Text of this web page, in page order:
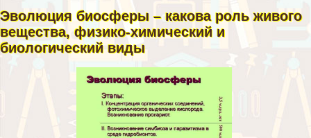
Эволюция биосферы – какова роль живого
вещества, физико-химический и
биологический виды